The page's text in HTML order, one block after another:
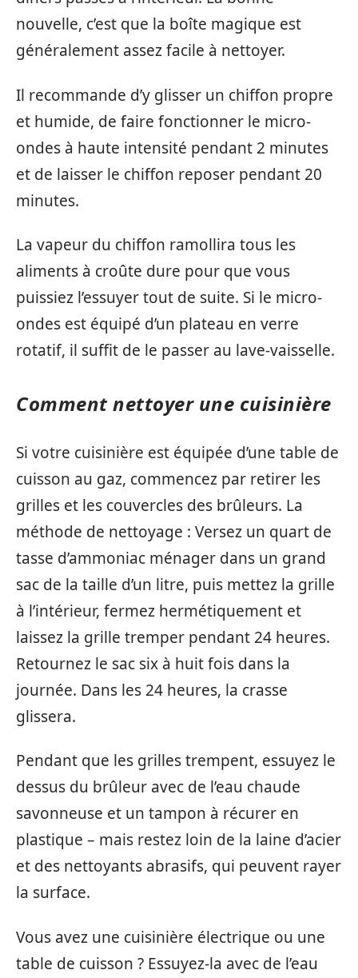
nouvelle, c’est que la boîte magique est
généralement assez facile à nettoyer.
Il recommande d’y glisser un chiffon propre
et humide, de faire fonctionner le micro-
ondes à haute intensité pendant 2 minutes
et de laisser le chiffon reposer pendant 20
minutes.
La vapeur du chiffon ramollira tous les
aliments à croûte dure pour que vous
puissiez l’essuyer tout de suite. Si le micro-
ondes est équipé d’un plateau en verre
rotatif, il suffit de le passer au lave-vaisselle.
Comment nettoyer une cuisinière
Si votre cuisinière est équipée d’une table de
cuisson au gaz, commencez par retirer les
grilles et les couvercles des brûleurs. La
méthode de nettoyage : Versez un quart de
tasse d’ammoniac ménager dans un grand
sac de la taille d’un litre, puis mettez la grille
à l’intérieur, fermez hermétiquement et
laissez la grille tremper pendant 24 heures.
Retournez le sac six à huit fois dans la
journée. Dans les 24 heures, la crasse
glissera.
Pendant que les grilles trempent, essuyez le
dessus du brûleur avec de l’eau chaude
savonneuse et un tampon à récurer en
plastique – mais restez loin de la laine d’acier
et des nettoyants abrasifs, qui peuvent rayer
la surface.
Vous avez une cuisinière électrique ou une
table de cuisson ? Essuyez-la avec de l’eau